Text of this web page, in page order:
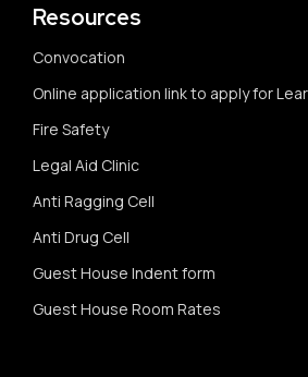
Resources
Convocation
Online application link to apply for
Fire Safety
Legal Aid Clinic
Anti Ragging Cell
Anti Drug Cell
Guest House Indent form
Guest House Room Rates